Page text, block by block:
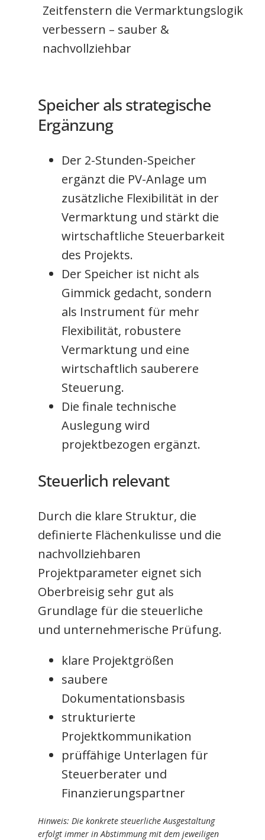
Zeitfenstern die Vermarktungslogik
verbessern – sauber &
nachvollziehbar
Speicher als strategische
Ergänzung
Der 2-Stunden-Speicher
ergänzt die PV-Anlage um
zusätzliche Flexibilität in der
Vermarktung und stärkt die
wirtschaftliche Steuerbarkeit
des Projekts.
Der Speicher ist nicht als
Gimmick gedacht, sondern
als Instrument für mehr
Flexibilität, robustere
Vermarktung und eine
wirtschaftlich sauberere
Steuerung.
Die finale technische
Auslegung wird
projektbezogen ergänzt.
Steuerlich relevant
Durch die klare Struktur, die
definierte Flächenkulisse und die
nachvollziehbaren
Projektparameter eignet sich
Oberbreisig sehr gut als
Grundlage für die steuerliche
und unternehmerische Prüfung.
klare Projektgrößen
saubere
Dokumentationsbasis
strukturierte
Projektkommunikation
prüffähige Unterlagen für
Steuerberater und
Finanzierungspartner
Hinweis: Die konkrete steuerliche Ausgestaltung
erfolgt immer in Abstimmung mit dem jeweiligen